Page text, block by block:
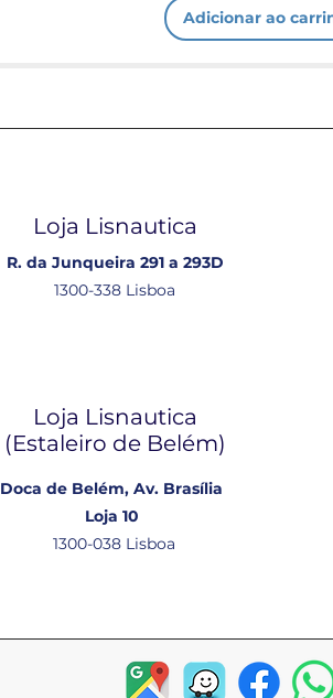
Adicionar ao
Loja Lisnautica
R. da Junqueira 291 a 293D
1300-338 Lisboa
Loja Lisnautica
(Estaleiro de Belém​)
Doca de Belém, Av. Brasília
Loja 10
1300-038 Lisboa